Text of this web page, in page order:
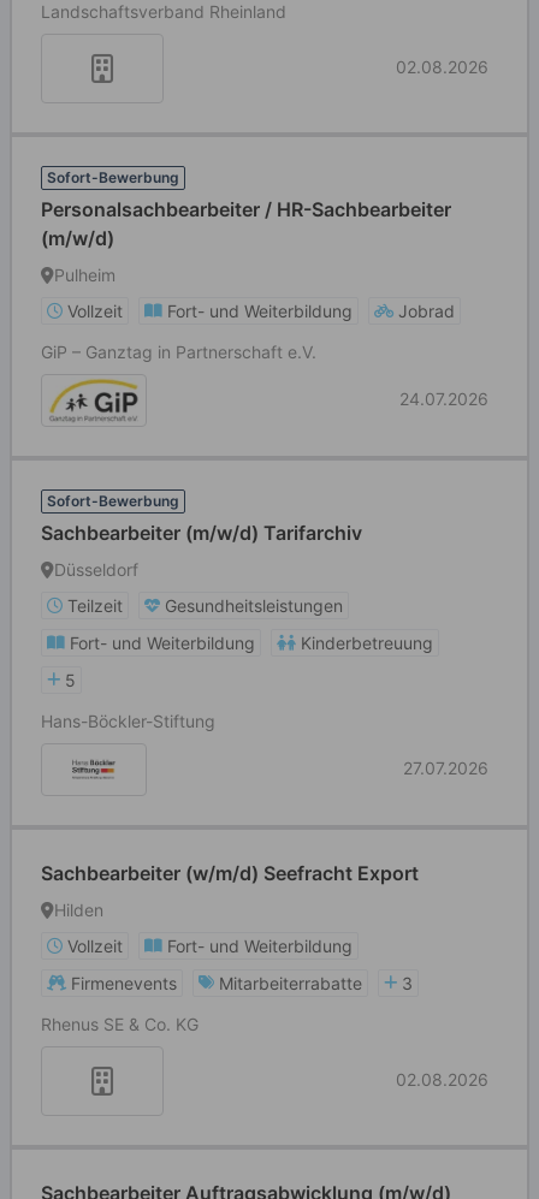
Landschaftsverband Rheinland
02.08.2026
Sofort-Bewerbung
Personalsachbearbeiter / HR-Sachbearbeiter
(m/w/d)
Pulheim
Vollzeit
Fort- und Weiterbildung
Jobrad
GiP – Ganztag in Partnerschaft e.V.
24.07.2026
Sofort-Bewerbung
Sachbearbeiter (m/w/d) Tarifarchiv
Düsseldorf
Teilzeit
Gesundheitsleistungen
Fort- und Weiterbildung
Kinderbetreuung
5
Hans-Böckler-Stiftung
27.07.2026
Sachbearbeiter (w/m/d) Seefracht Export
Hilden
Vollzeit
Fort- und Weiterbildung
Firmenevents
Mitarbeiterrabatte
3
Rhenus SE & Co. KG
02.08.2026
Sachbearbeiter Auftragsabwicklung (m/w/d)